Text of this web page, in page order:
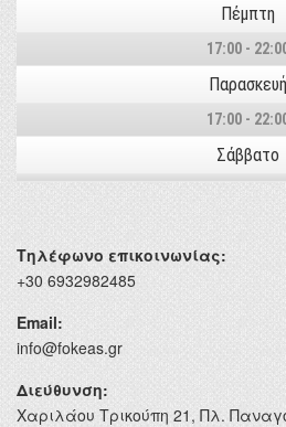
Πέμπτη
17:00 -
Παρασκευή
17:00 -
Σάββατο
Τηλέφωνο επικοινωνίας:
+30 6932982485
Email:
info@fokeas.gr
Διεύθυνση:
Χαριλάου Τρικούπη 21, Πλ.